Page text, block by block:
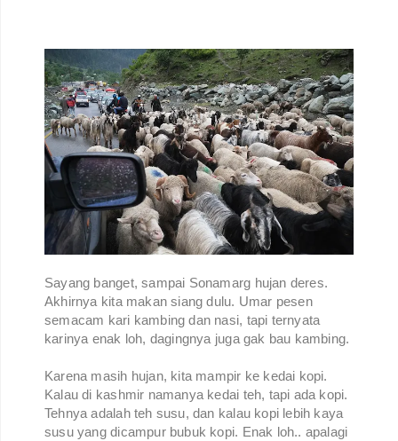
Sayang banget, sampai Sonamarg hujan deres.
Akhirnya kita makan siang dulu. Umar pesen
semacam kari kambing dan nasi, tapi ternyata
karinya enak loh, dagingnya juga gak bau kambing.
Karena masih hujan, kita mampir ke kedai kopi.
Kalau di kashmir namanya kedai teh, tapi ada kopi.
Tehnya adalah teh susu, dan kalau kopi lebih kaya
susu yang dicampur bubuk kopi. Enak loh.. apalagi